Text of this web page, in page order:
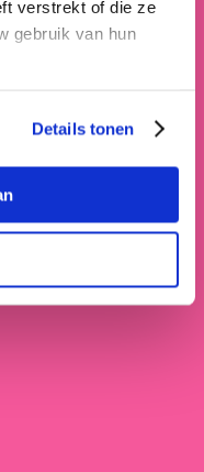
verstrekt of die ze
gebruik van hun
Details tonen